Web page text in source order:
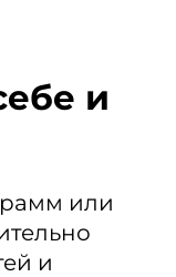
и
или
и